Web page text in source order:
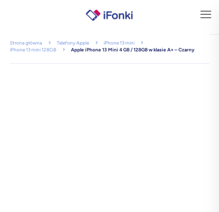
Strona główna Telefony Apple
iPhone 13 mini
iPhone 13 mini 128GB
Apple iPhone 13 Mini 4 GB / 128GB w klasie A+ – Czarny